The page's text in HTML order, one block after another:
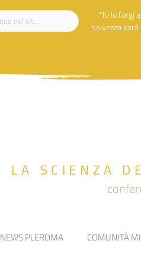
"Tu lo forgi
salvezza
LA SCIENZA
NEWS PLEROMA COMUNITÀ